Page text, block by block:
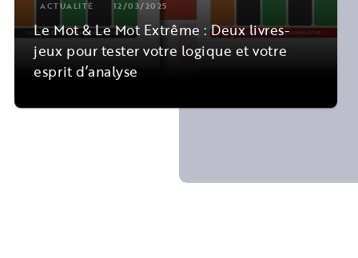
ACTUALITÉ 12/03/2025
Le Mot & Le Mot Extrême : Deux livres-
jeux pour tester votre logique et votre
esprit d’analyse